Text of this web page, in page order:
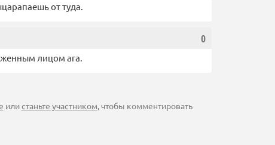
от туда.
0
лицом ага.
илистаньте участником, чтобы комментировать